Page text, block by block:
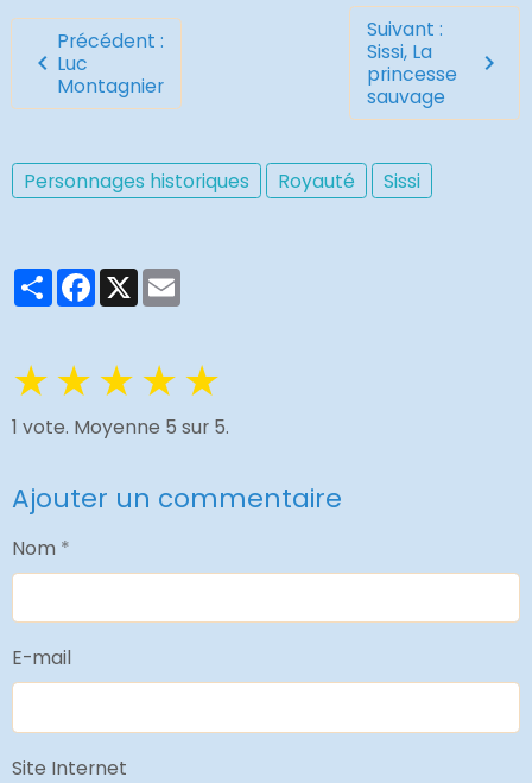
Précédent :
Luc
Montagnier
Suivant :
Sissi, La
princesse
sauvage
Personnages historiques Royauté Sissi
PartagerFacebook
X
★★★★★
1 vote. Moyenne 5 sur 5.
Ajouter un commentaire
Nom
E-mail
Site Internet